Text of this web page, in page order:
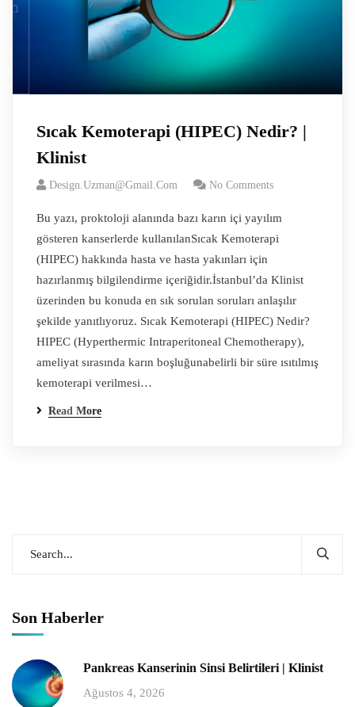
Sıcak Kemoterapi (HIPEC) Nedir? |
Klinist
Design.uzman@gmail.com No Comments
Bu yazı, proktoloji alanında bazı karın içi yayılım
gösteren kanserlerde kullanılanSıcak Kemoterapi
(HIPEC) hakkında hasta ve hasta yakınları için
hazırlanmış bilgilendirme içeriğidir.İstanbul’da Klinist
üzerinden bu konuda en sık sorulan soruları anlaşılır
şekilde yanıtlıyoruz. Sıcak Kemoterapi (HIPEC) Nedir?
HIPEC (Hyperthermic Intraperitoneal Chemotherapy),
ameliyat sırasında karın boşluğunabelirli bir süre ısıtılmış
kemoterapi verilmesi…
Read More
Son Haberler
Pankreas Kanserinin Sinsi Belirtileri | Klinist
Ağustos 4, 2026